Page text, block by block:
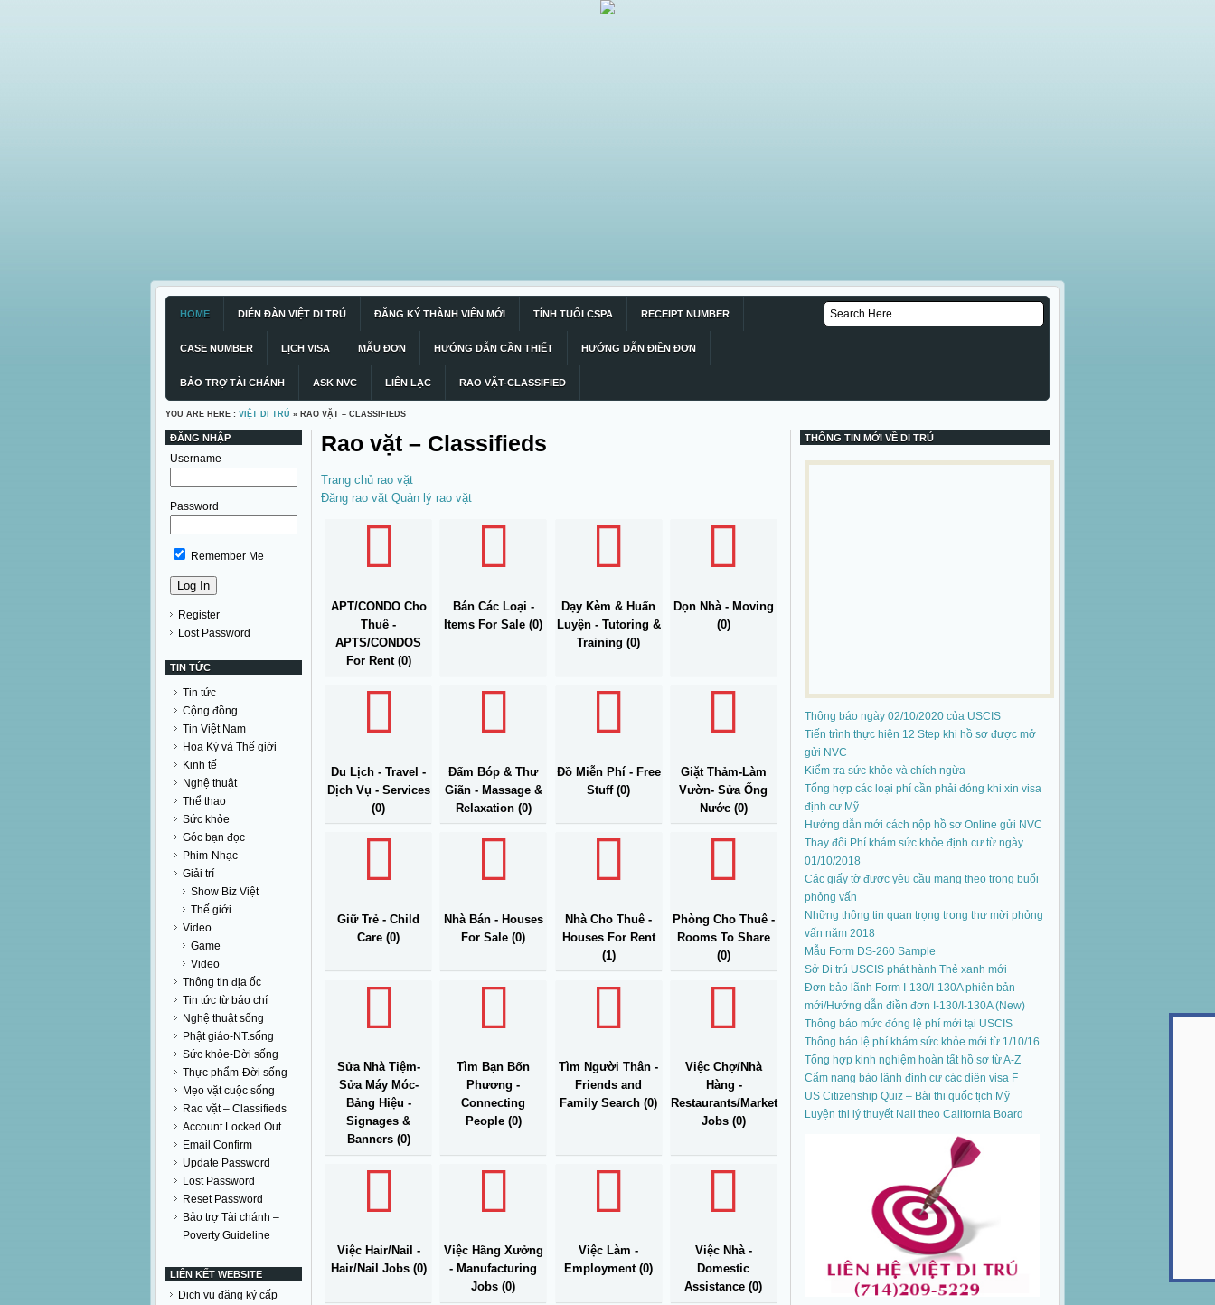
HOME DIỄN ĐÀN VIỆT DI TRÚ ĐĂNG KÝ THÀNH VIÊN MỚI TÍNH TUỔI CSPA RECEIPT NUMBER
CASE NUMBER LỊCH VISA MẪU ĐƠN HƯỚNG DẪN CẦN THIẾT HƯỚNG DẪN ĐIỀN ĐƠN
BẢO TRỢ TÀI CHÁNH ASK NVC LIÊN LẠC RAO VẶT-CLASSIFIED
YOU ARE HERE : VIỆT DI TRÚ » RAO VẶT – CLASSIFIEDS
ĐĂNG NHẬP
Username
Password
Remember Me
Register
Lost Password
TIN TỨC
Tin tức
Cộng đồng
Tin Việt Nam
Hoa Kỳ và Thế giới
Kinh tế
Nghệ thuật
Thể thao
Sức khỏe
Góc bạn đọc
Phim-Nhạc
Giải trí
Show Biz Việt
Thế giới
Video
Game
Video
Thông tin địa ốc
Tin tức từ báo chí
Nghệ thuật sống
Phật giáo-NT.sống
Sức khỏe-Đời sống
Thực phẩm-Đời sống
Mẹo vặt cuộc sống
Rao vặt – Classifieds
Account Locked Out
Email Confirm
Update Password
Lost Password
Reset Password
Bảo trợ Tài chánh –
Poverty Guideline
LIÊN KẾT WEBSITE
Dịch vụ đăng ký cấp
Rao vặt – Classifieds
Trang chủ rao vặt
Đăng rao vặt Quản lý rao vặt
APT/CONDO Cho
Thuê -
APTS/CONDOS
For Rent (0)
Bán Các Loại -
Items For Sale (0)
Dạy Kèm & Huấn
Luyện - Tutoring &
Training (0)
Dọn Nhà - Moving
(0)
Du Lịch - Travel -
Dịch Vụ - Services
(0)
Đấm Bóp & Thư
Giãn - Massage &
Relaxation (0)
Đồ Miễn Phí - Free
Stuff (0)
Giặt Thảm-Làm
Vườn- Sửa Ống
Nước (0)
Giữ Trẻ - Child
Care (0)
Nhà Bán - Houses
For Sale (0)
Nhà Cho Thuê -
Houses For Rent
(1)
Phòng Cho Thuê -
Rooms To Share
(0)
Sửa Nhà Tiệm-
Sửa Máy Móc-
Bảng Hiệu -
Signages &
Banners (0)
Tìm Bạn Bốn
Phương -
Connecting
People (0)
Tìm Người Thân -
Friends and
Family Search (0)
Việc Chợ/Nhà
Hàng -
Restaurants/Market
Jobs (0)
Việc Hair/Nail -
Hair/Nail Jobs (0)
Việc Hãng Xưởng
- Manufacturing
Jobs (0)
Việc Làm -
Employment (0)
Việc Nhà -
Domestic
Assistance (0)
THÔNG TIN MỚI VỀ DI TRÚ
Thông báo ngày 02/10/2020 của USCIS
Tiến trình thực hiện 12 Step khi hồ sơ được mở
gửi NVC
Kiểm tra sức khỏe và chích ngừa
Tổng hợp các loại phí cần phải đóng khi xin visa
định cư Mỹ
Hướng dẫn mới cách nộp hồ sơ Online gửi NVC
Thay đổi Phí khám sức khỏe định cư từ ngày
01/10/2018
Các giấy tờ được yêu cầu mang theo trong buổi
phỏng vấn
Những thông tin quan trọng trong thư mời phỏng
vấn năm 2018
Mẫu Form DS-260 Sample
Sở Di trú USCIS phát hành Thẻ xanh mới
Đơn bảo lãnh Form I-130/I-130A phiên bản
mới/Hướng dẫn điền đơn I-130/I-130A (New)
Thông báo mức đóng lệ phí mới tại USCIS
Thông báo lệ phí khám sức khỏe mới từ 1/10/16
Tổng hợp kinh nghiệm hoàn tất hồ sơ từ A-Z
Cẩm nang bảo lãnh định cư các diện visa F
US Citizenship Quiz – Bài thi quốc tịch Mỹ
Luyện thi lý thuyết Nail theo California Board